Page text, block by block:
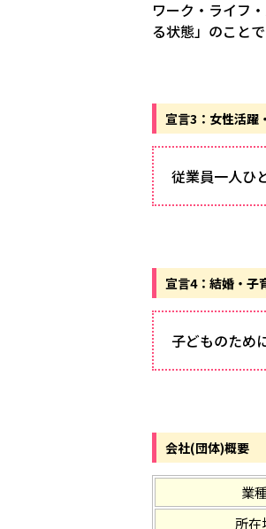
ワーク・ライフ
る状態」のこと
宣言3：女性活躍
従業員一人ひ
宣言4：結婚・子
子どものため
会社(団体)概要
業種
所在